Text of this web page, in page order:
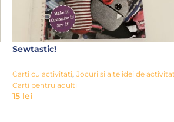
Sewtastic!
Carti cu activitati, Jocuri si alte idei de
Carti pentru adulti
15 lei